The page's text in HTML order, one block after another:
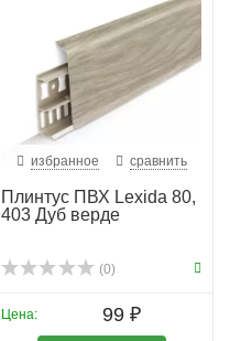
избранное сравнить
Плинтус ПВХ Lexida 80,
403 Дуб верде
(0)
Цена: 99 ₽